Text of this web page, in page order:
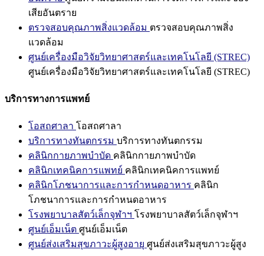
เสียอันตราย
ตรวจสอบคุณภาพสิ่งแวดล้อม ตรวจสอบคุณภาพสิ่ง
แวดล้อม
ศูนย์เครื่องมือวิจัยวิทยาศาสตร์และเทคโนโลยี (STREC)
ศูนย์เครื่องมือวิจัยวิทยาศาสตร์และเทคโนโลยี (STREC)
บริการทางการแพทย์
โอสถศาลา โอสถศาลา
บริการทางทันตกรรม บริการทางทันตกรรม
คลินิกกายภาพบำบัด คลินิกกายภาพบำบัด
คลินิกเทคนิคการแพทย์ คลินิกเทคนิคการแพทย์
คลินิกโภชนาการและการกำหนดอาหาร คลินิก
โภชนาการและการกำหนดอาหาร
โรงพยาบาลสัตว์เล็กจุฬาฯ โรงพยาบาลสัตว์เล็กจุฬาฯ
ศูนย์เอ็มเน็ต ศูนย์เอ็มเน็ต
ศูนย์ส่งเสริมสุขภาวะผู้สูงอายุ ศูนย์ส่งเสริมสุขภาวะผู้สูง